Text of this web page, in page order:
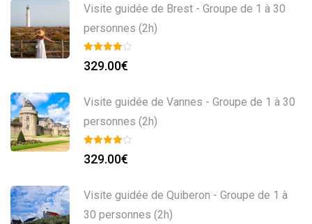
Visite guidée de Brest - Groupe de 1 à 30
personnes (2h)
329.00€
Visite guidée de Vannes - Groupe de 1 à 30
personnes (2h)
329.00€
Visite guidée de Quiberon - Groupe de 1 à
30 personnes (2h)